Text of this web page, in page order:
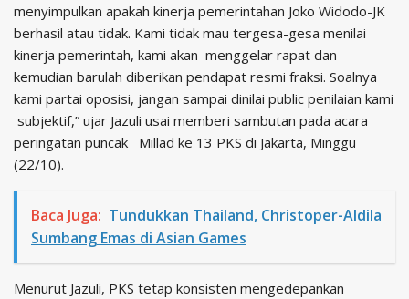
menyimpulkan apakah kinerja pemerintahan Joko Widodo-JK
berhasil atau tidak. Kami tidak mau tergesa-gesa menilai
kinerja pemerintah, kami akan menggelar rapat dan
kemudian barulah diberikan pendapat resmi fraksi. Soalnya
kami partai oposisi, jangan sampai dinilai public penilaian kami
subjektif,” ujar Jazuli usai memberi sambutan pada acara
peringatan puncak Millad ke 13 PKS di Jakarta, Minggu
(22/10).
Baca Juga: Tundukkan Thailand, Christoper-Aldila
Sumbang Emas di Asian Games
Menurut Jazuli, PKS tetap konsisten mengedepankan